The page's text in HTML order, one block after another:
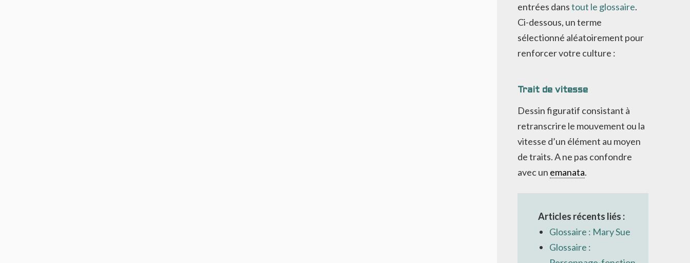
entrées danstout le glossaire.
Ci-dessous, un terme
sélectionné aléatoirement pour
renforcer votre culture :
Trait de vitesse
Dessin figuratif consistant à
retranscrire le mouvement ou la
vitesse d’un élément au moyen
de traits. A ne pas confondre
avec un emanata.
Articles récents liés :
Glossaire : Mary Sue
Glossaire :